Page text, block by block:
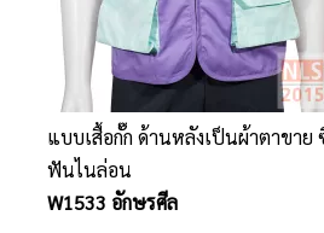
แบบเสื้อกั๊ก ด้านหลังเป็นผ้าตาขาย
ฟันไนล่อน
W1533 อักษรศีล